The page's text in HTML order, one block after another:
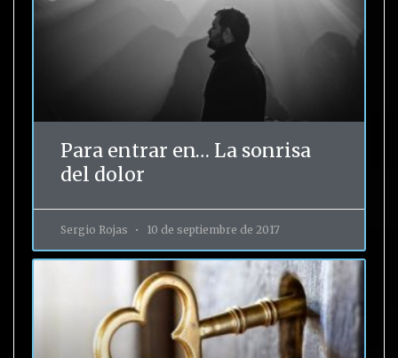
Para entrar en… La sonrisa
del dolor
Sergio Rojas 10 de septiembre de 2017